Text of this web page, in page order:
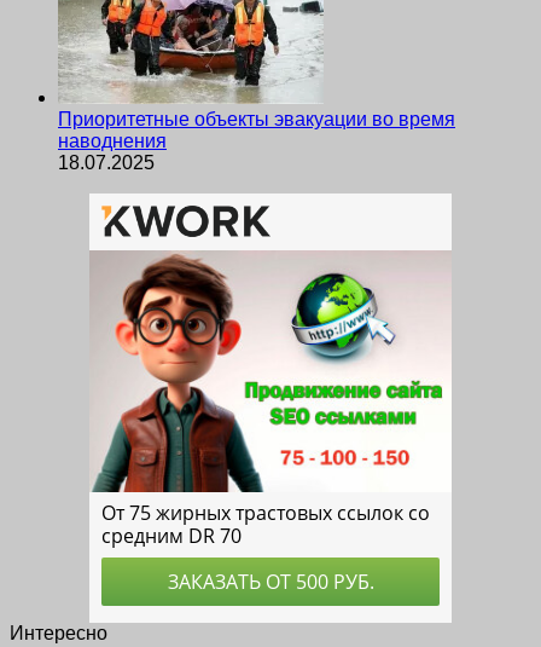
Приоритетные объекты эвакуации во время
наводнения
18.07.2025
Интересно